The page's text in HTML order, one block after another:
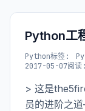
Python工
Python标签:
2017-05-07阅
> 这是
员的进阶之